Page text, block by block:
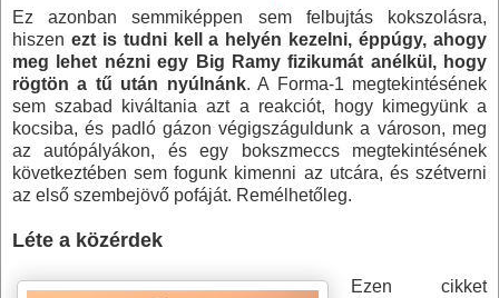
Ez azonban semmiképpen sem felbujtás kokszolásra,
hiszen ezt is tudni kell a helyén kezelni, éppúgy, ahogy
meg lehet nézni egy Big Ramy fizikumát anélkül, hogy
rögtön a tű után nyúlnánk. A Forma-1 megtekintésének
sem szabad kiváltania azt a reakciót, hogy kimegyünk a
kocsiba, és padló gázon végigszáguldunk a városon, meg
az autópályákon, és egy bokszmeccs megtekintésének
következtében sem fogunk kimenni az utcára, és szétverni
az első szembejövő pofáját. Remélhetőleg.
Léte a közérdek
Ezen cikket